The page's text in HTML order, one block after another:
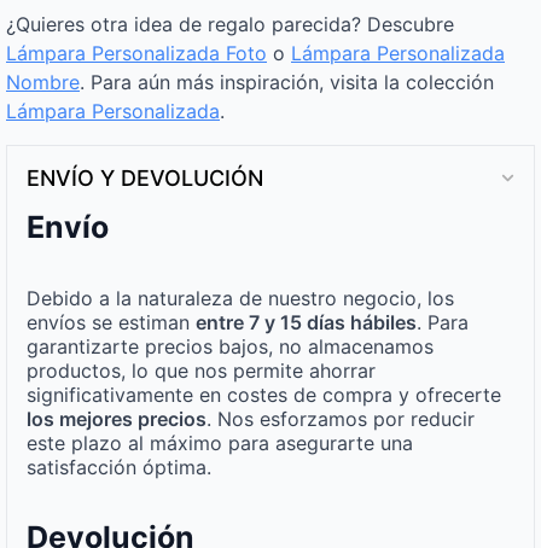
¿Quieres otra idea de regalo parecida? Descubre
Lámpara Personalizada Foto o Lámpara Personalizada
Nombre. Para aún más inspiración, visita la colección
Lámpara Personalizada.
ENVÍO Y DEVOLUCIÓN
Envío
Debido a la naturaleza de nuestro negocio, los
envíos se estiman entre 7 y 15 días hábiles. Para
garantizarte precios bajos, no almacenamos
productos, lo que nos permite ahorrar
significativamente en costes de compra y ofrecerte
los mejores precios. Nos esforzamos por reducir
este plazo al máximo para asegurarte una
satisfacción óptima.
Devolución